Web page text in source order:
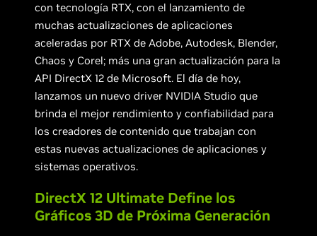
con tecnología RTX, con el lanzamiento de
muchas actualizaciones de aplicaciones
aceleradas por RTX de Adobe, Autodesk, Blender,
Chaos y Corel; más una gran actualización para la
API DirectX 12 de Microsoft. El día de hoy,
lanzamos un nuevo driver NVIDIA Studio que
brinda el mejor rendimiento y confiabilidad para
los creadores de contenido que trabajan con
estas nuevas actualizaciones de aplicaciones y
sistemas operativos.
DirectX 12 Ultimate Define los
Gráficos 3D de Próxima Generación